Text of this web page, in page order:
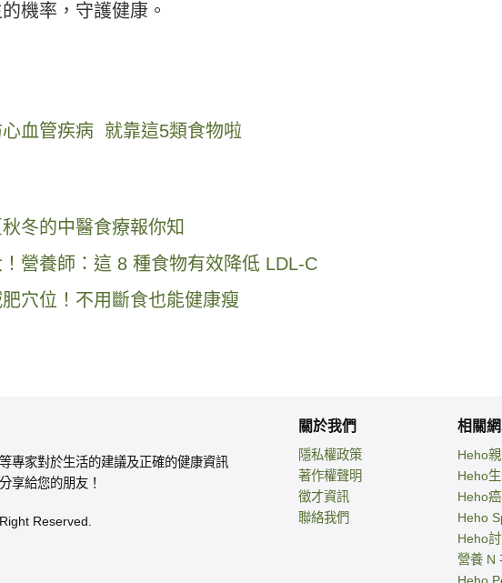
機率，守護健康。
血管疾病 就靠這5類食物啦
冬的中醫食療報你知
營養師：這 8 種食物有效降低 LDL-C
穴位！不用斷食也能健康瘦
專家對於生活的建議及正確的健康資訊
享給您的朋友！
Reserved.
關於我們
隱私權政策
著作權聲明
徵才資訊
聯絡我們
相關
Heho
Heho
Heho
Heho
Heho
營養 N